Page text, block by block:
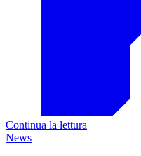
Continua la lettura
News